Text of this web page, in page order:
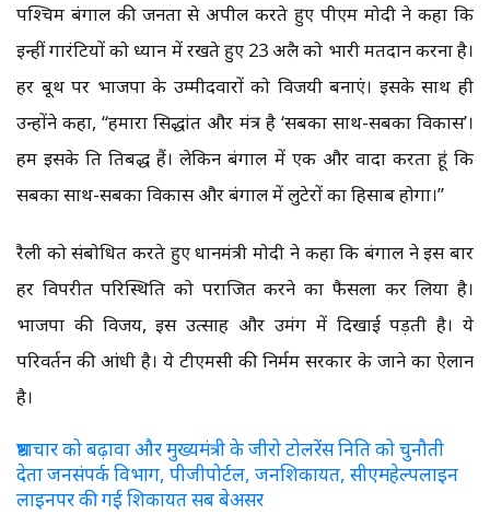
पश्चिम बंगाल की जनता से अपील करते हुए पीएम मोदी ने कहा कि
इन्हीं गारंटियों को ध्यान में रखते हुए 23 अप्रैल को भारी मतदान करना है।
हर बूथ पर भाजपा के उम्मीदवारों को विजयी बनाएं। इसके साथ ही
उन्होंने कहा, “हमारा सिद्धांत और मंत्र है ‘सबका साथ-सबका विकास’।
हम इसके प्रति प्रतिबद्ध हैं। लेकिन बंगाल में एक और वादा करता हूं कि
सबका साथ-सबका विकास और बंगाल में लुटेरों का हिसाब होगा।”
रैली को संबोधित करते हुए प्रधानमंत्री मोदी ने कहा कि बंगाल ने इस बार
हर विपरीत परिस्थिति को पराजित करने का फैसला कर लिया है।
भाजपा की विजय, इस उत्साह और उमंग में दिखाई पड़ती है। ये
परिवर्तन की आंधी है। ये ​टीएमसी की निर्मम सरकार के जाने का ऐलान
है।
भ्रष्टाचार को बढ़ावा और मुख्यमंत्री के जीरो टोलरेंस निति को चुनौती
देता जनसंपर्क विभाग, पीजीपोर्टल, जनशिकायत, सीएमहेल्पलाइन
लाइनपर की गई शिकायत सब बेअसर